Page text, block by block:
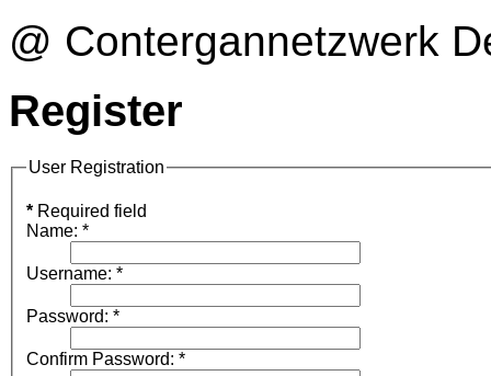
@ Contergannetzwerk
Register
User Registration
* Required field
Name: *
Username: *
Password: *
Confirm Password: *